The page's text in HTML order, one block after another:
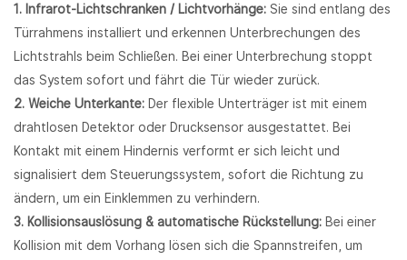
1. Infrarot-Lichtschranken / Lichtvorhänge: Sie sind entlang des
Türrahmens installiert und erkennen Unterbrechungen des
Lichtstrahls beim Schließen. Bei einer Unterbrechung stoppt
das System sofort und fährt die Tür wieder zurück.
2. Weiche Unterkante: Der flexible Unterträger ist mit einem
drahtlosen Detektor oder Drucksensor ausgestattet. Bei
Kontakt mit einem Hindernis verformt er sich leicht und
signalisiert dem Steuerungssystem, sofort die Richtung zu
ändern, um ein Einklemmen zu verhindern.
3. Kollisionsauslösung & automatische Rückstellung: Bei einer
Kollision mit dem Vorhang lösen sich die Spannstreifen, um